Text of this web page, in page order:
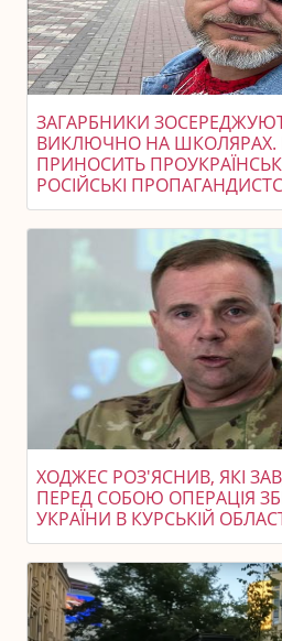
ЗАГАРБНИКИ
ВИКЛЮЧНО НА
ПРИНОСИТЬ
РОСІЙСЬКІ
ХОДЖЕС РОЗ'ЯСНИВ, ЯКІ
ПЕРЕД СОБОЮ ОПЕРАЦІЯ
УКРАЇНИ В КУРСЬКІЙ